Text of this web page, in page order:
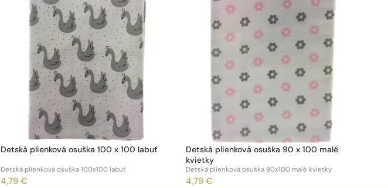
Detská plienková osuška 100 x 100 labuť
Detská plienková osuška 100x100 labuť
4,79 €
Detská plienková osuška 90 x 100 malé
kvietky
Detská plienková osuška 90x100 malé kvietky
4,79 €